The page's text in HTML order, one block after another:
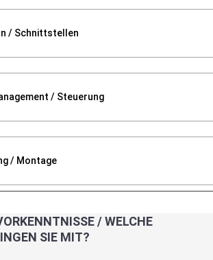
/ Schnittstellen
/ Steuerung
/ Montage
/ WELCHE
SIE MIT?